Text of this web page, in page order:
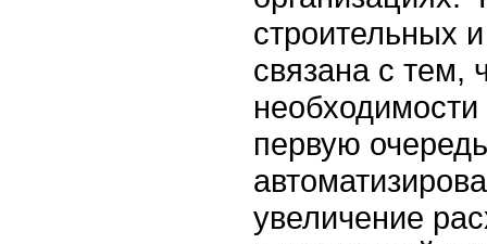
строительных
связана с тем,
первую
увеличение